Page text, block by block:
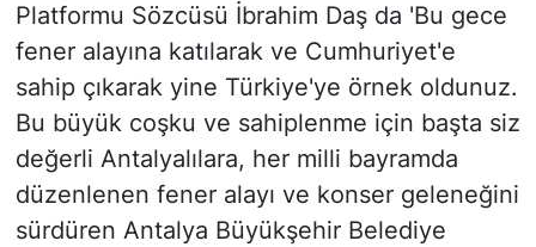
Platformu Sözcüsü İbrahim Daş da 'Bu gece
fener alayına katılarak ve Cumhuriyet'e
sahip çıkarak yine Türkiye'ye örnek oldunuz.
Bu büyük coşku ve sahiplenme için başta siz
değerli Antalyalılara, her milli bayramda
düzenlenen fener alayı ve konser geleneğini
sürdüren Antalya Büyükşehir Belediye